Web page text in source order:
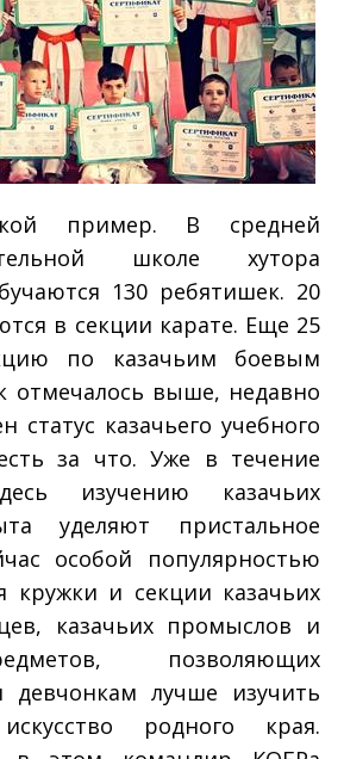
пример. В средней
школе хутора
130 ребятишек. 20
в секции карате. Еще 25
по казачьим боевым
отмечалось выше, недавно
статус казачьего учебного
за что. Уже в течение
изучению казачьих
уделяют пристальное
особой популярностью
кружки и секции казачьих
казачьих промыслов и
позволяющих
лучше изучить
родного края.